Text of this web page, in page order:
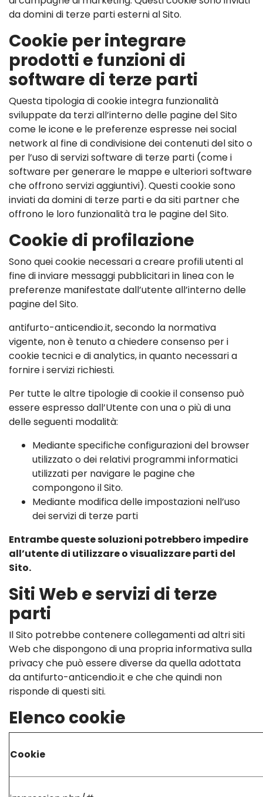
da domini di terze parti esterni al Sito.
Cookie per integrare
prodotti e funzioni di
software di terze parti
Questa tipologia di cookie integra funzionalità
sviluppate da terzi all’interno delle pagine del Sito
come le icone e le preferenze espresse nei social
network al fine di condivisione dei contenuti del sito o
per l’uso di servizi software di terze parti (come i
software per generare le mappe e ulteriori software
che offrono servizi aggiuntivi). Questi cookie sono
inviati da domini di terze parti e da siti partner che
offrono le loro funzionalità tra le pagine del Sito.
Cookie di profilazione
Sono quei cookie necessari a creare profili utenti al
fine di inviare messaggi pubblicitari in linea con le
preferenze manifestate dall’utente all’interno delle
pagine del Sito.
antifurto-anticendio.it, secondo la normativa
vigente, non è tenuto a chiedere consenso per i
cookie tecnici e di analytics, in quanto necessari a
fornire i servizi richiesti.
Per tutte le altre tipologie di cookie il consenso può
essere espresso dall’Utente con una o più di una
delle seguenti modalità:
Mediante specifiche configurazioni del browser
utilizzato o dei relativi programmi informatici
utilizzati per navigare le pagine che
compongono il Sito.
Mediante modifica delle impostazioni nell’uso
dei servizi di terze parti
Entrambe queste soluzioni potrebbero impedire
all’utente di utilizzare o visualizzare parti del
Sito.
Siti Web e servizi di terze
parti
Il Sito potrebbe contenere collegamenti ad altri siti
Web che dispongono di una propria informativa sulla
privacy che può essere diverse da quella adottata
da antifurto-anticendio.it e che che quindi non
risponde di questi siti.
Elenco cookie
Cookie